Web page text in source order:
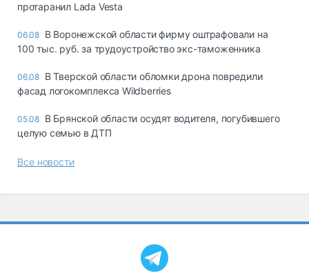
протаранил Lada Vesta
06.08 В Воронежской области фирму оштрафовали на
100 тыс. руб. за трудоустройство экс-таможенника
06.08 В Тверской области обломки дрона повредили
фасад логокомплекса Wildberries
05.08 В Брянской области осудят водителя, погубившего
целую семью в ДТП
Все новости